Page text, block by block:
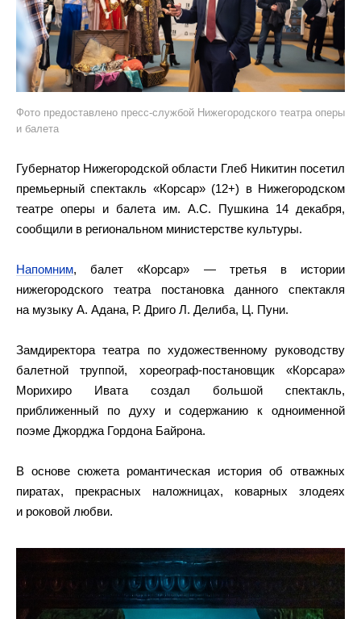
Фото предоставлено пресс-службой Нижегородского театра оперы
и балета
Губернатор Нижегородской области Глеб Никитин посетил
премьерный спектакль «Корсар» (12+) в Нижегородском
театре оперы и балета им. А.С. Пушкина 14 декабря,
сообщили в региональном министерстве культуры.
Напомним, балет «Корсар» — третья в истории
нижегородского театра постановка данного спектакля
на музыку А. Адана, Р. Дриго Л. Делиба, Ц. Пуни.
Замдиректора театра по художественному руководству
балетной труппой, хореограф-постановщик «Корсара»
Морихиро Ивата создал большой спектакль,
приближенный по духу и содержанию к одноименной
поэме Джорджа Гордона Байрона.
В основе сюжета романтическая история об отважных
пиратах, прекрасных наложницах, коварных злодеях
и роковой любви.